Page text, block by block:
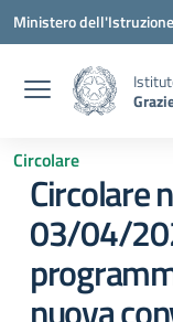
Vai ai contenuti
Vai al menu di
Vai al footer
Ministero
Circolare
Circolare
03/04/